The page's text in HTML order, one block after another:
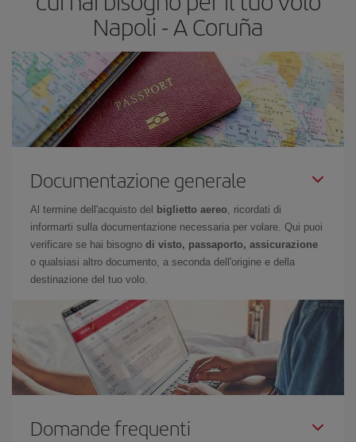
Napoli - A Coruña
Documentazione generale
Al termine dell'acquisto del biglietto aereo, ricordati di
informarti sulla documentazione necessaria per volare. Qui puoi
verificare se hai bisogno di visto, passaporto, assicurazione
o qualsiasi altro documento, a seconda dell'origine e della
destinazione del tuo volo.
Domande frequenti